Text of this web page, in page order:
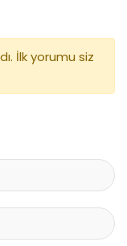
İlk yorumu siz